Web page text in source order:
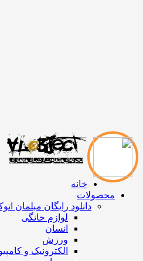
خانه
محصولات
دانلود رایگان مبلمان اتوکد
لوازم خانگی
انسان
ورزش
الکترونیک و کامپیوتر